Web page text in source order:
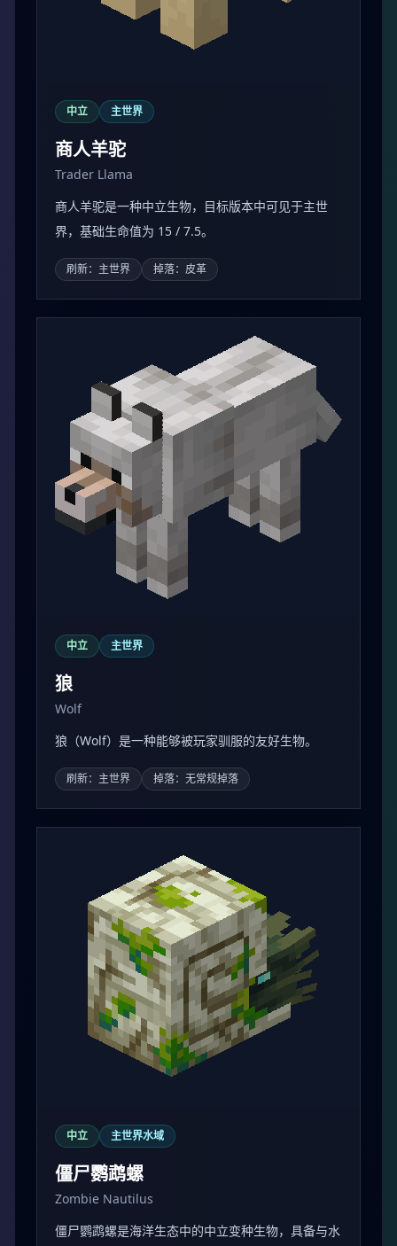
中立 主世界
商人羊驼
Trader Llama
商人羊驼是一种中立生物，目标版本中可见于主世
界，基础生命值为 15 / 7.5。
刷新：主世界 掉落：皮革
中立 主世界
狼
Wolf
狼（Wolf）是一种能够被玩家驯服的友好生物。
刷新：主世界 掉落：无常规掉落
中立 主世界水域
僵尸鹦鹉螺
Zombie Nautilus
僵尸鹦鹉螺是海洋生态中的中立变种生物，具备与水